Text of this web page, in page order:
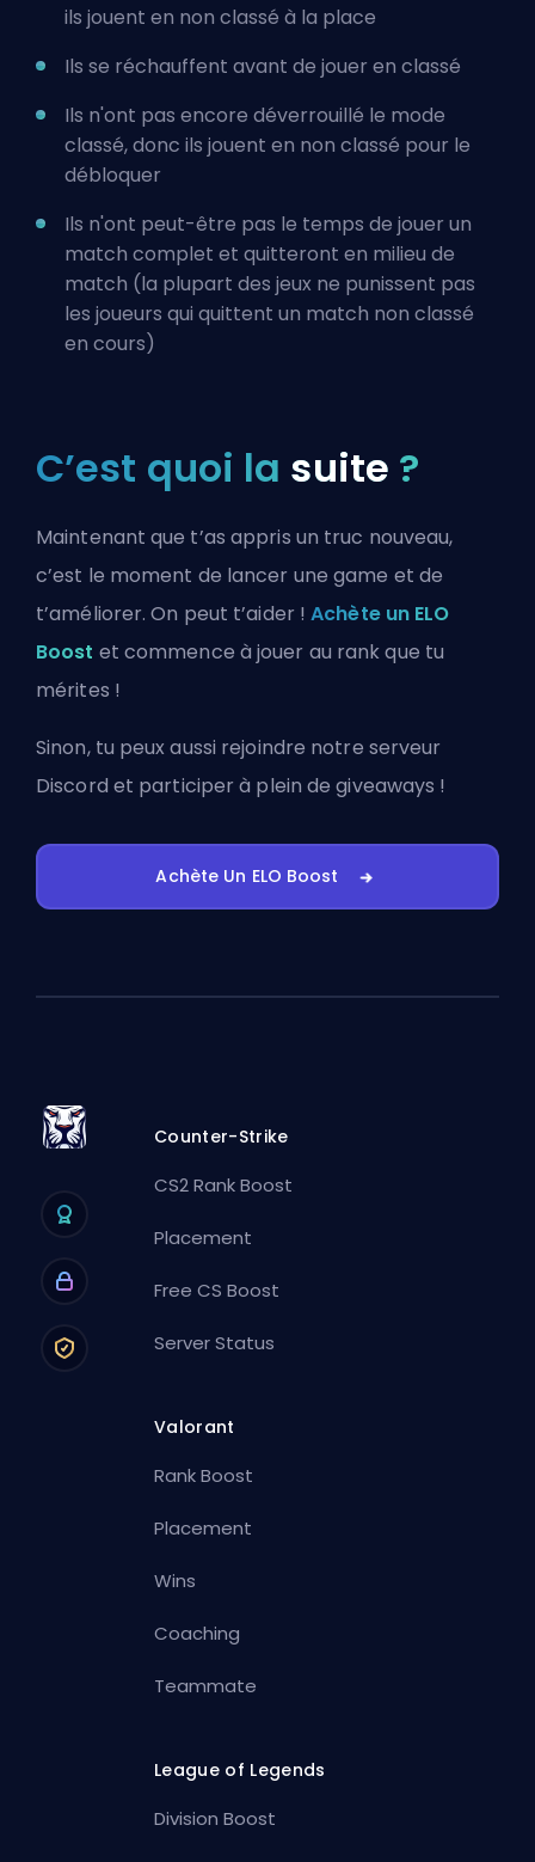
ils jouent en non classé à la place
Ils se réchauffent avant de jouer en classé
Ils n'ont pas encore déverrouillé le mode
classé, donc ils jouent en non classé pour le
débloquer
Ils n'ont peut-être pas le temps de jouer un
match complet et quitteront en milieu de
match (la plupart des jeux ne punissent pas
les joueurs qui quittent un match non classé
en cours)
C’est quoi la suite ?
Maintenant que t’as appris un truc nouveau,
c’est le moment de lancer une game et de
t’améliorer. On peut t’aider !Achète un ELO
Boost et commence à jouer au rank que tu
mérites !
Sinon, tu peux aussi rejoindre notre serveur
Discord et participer à plein de giveaways !
Achète Un ELO Boost
Counter-Strike
CS2 Rank Boost
Placement
Free CS Boost
Server Status
Valorant
Rank Boost
Placement
Wins
Coaching
Teammate
League of Legends
Division Boost